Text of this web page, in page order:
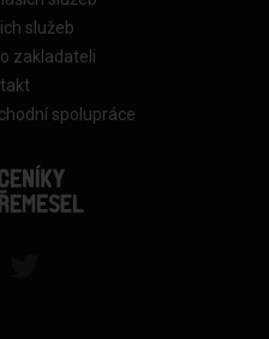
služeb
zakladateli
spolupráce